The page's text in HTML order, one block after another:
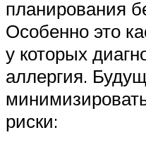
планирования
Особенно это
у которых
аллергия.
риски: